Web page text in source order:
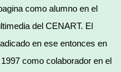
como alumno en el
del CENART. El
en ese entonces en
como colaborador en el